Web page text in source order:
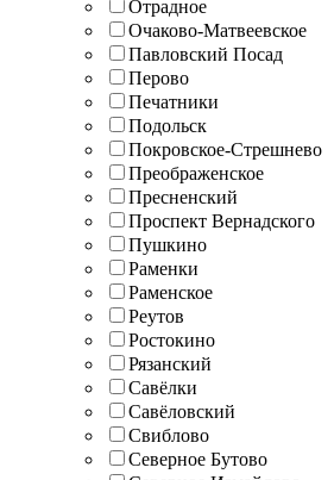
Отрадное
Очаково-Матвеевское
Павловский Посад
Перово
Печатники
Подольск
Покровское-Стрешнево
Преображенское
Пресненский
Проспект Вернадского
Пушкино
Раменки
Раменское
Реутов
Ростокино
Рязанский
Савёлки
Савёловский
Свиблово
Северное Бутово